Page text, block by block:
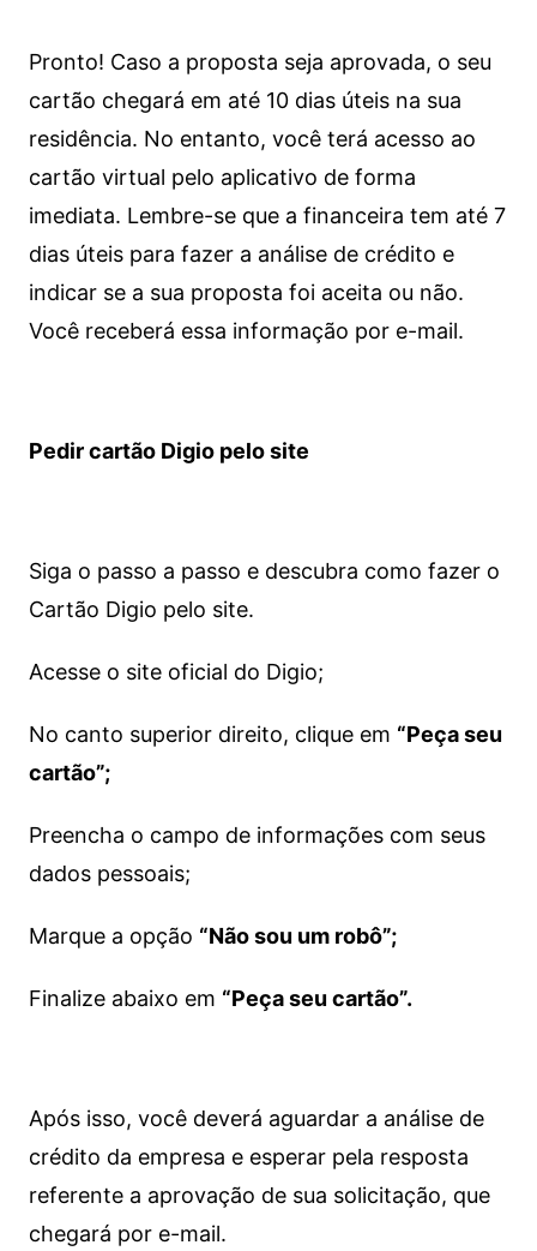
Pronto! Caso a proposta seja aprovada, o seu
cartão chegará em até 10 dias úteis na sua
residência. No entanto, você terá acesso ao
cartão virtual pelo aplicativo de forma
imediata. Lembre-se que a financeira tem até 7
dias úteis para fazer a análise de crédito e
indicar se a sua proposta foi aceita ou não.
Você receberá essa informação por e-mail.
Pedir cartão Digio pelo site
Siga o passo a passo e descubra como fazer o
Cartão Digio pelo site.
Acesse o site oficial do Digio;
No canto superior direito, clique em “Peça seu
cartão”;
Preencha o campo de informações com seus
dados pessoais;
Marque a opção “Não sou um robô”;
Finalize abaixo em “Peça seu cartão”.
Após isso, você deverá aguardar a análise de
crédito da empresa e esperar pela resposta
referente a aprovação de sua solicitação, que
chegará por e-mail.